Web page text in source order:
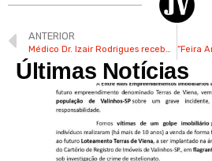
ANTERIOR
Médico Dr. Izair Rodrigues recebe título de cidadão honorário de Valinhos
Últimas Notícias